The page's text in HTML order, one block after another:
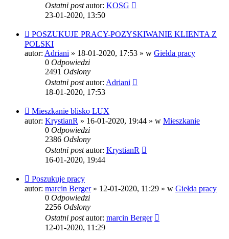
Ostatni postautor: KOSG
23-01-2020, 13:50
Nowy
post
POSZUKUJE PRACY-POZYSKIWANIE KLIENTA Z
POLSKI
autor: Adriani » 18-01-2020, 17:53 » w Giełda pracy
0 Odpowiedzi
2491 Odsłony
Ostatni postautor: Adriani
18-01-2020, 17:53
Nowy
post
Mieszkanie blisko LUX
autor: KrystianR » 16-01-2020, 19:44 » w Mieszkanie
0 Odpowiedzi
2386 Odsłony
Ostatni postautor: KrystianR
16-01-2020, 19:44
Nowy
post
Poszukuje pracy
autor: marcin Berger» 12-01-2020, 11:29 » w Giełda pracy
0 Odpowiedzi
2256 Odsłony
Ostatni postautor: marcin Berger
12-01-2020, 11:29